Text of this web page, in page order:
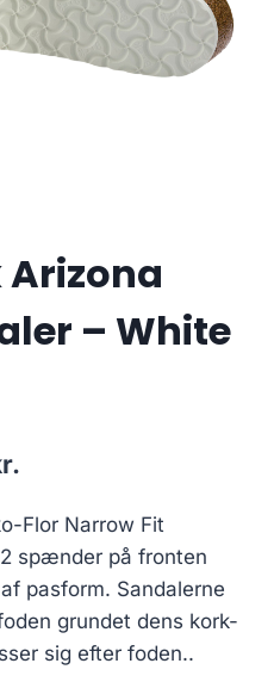
– White
is:
580.00 kr..
Flor Narrow Fit
spænder på fronten
pasform. Sandalerne
grundet dens kork-
sig efter foden..